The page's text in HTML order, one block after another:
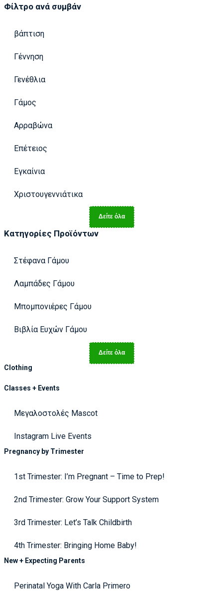
Φίλτρο ανά συμβάν
βάπτιση
Γέννηση
Γενέθλια
Γάμος
Αρραβώνα
Επέτειος
Εγκαίνια
Χριστουγεννιάτικα
Δείτε όλα
Κατηγορίες Προϊόντων
Στέφανα Γάμου
Λαμπάδες Γάμου
Μπομπονιέρες Γάμου
Βιβλία Ευχών Γάμου
Δείτε όλα
Clothing
Classes + Events
Μεγαλοστολές Mascot
Instagram Live Events
Pregnancy by Trimester
1st Trimester: I’m Pregnant – Time to Prep!
2nd Trimester: Grow Your Support System
3rd Trimester: Let’s Talk Childbirth
4th Trimester: Bringing Home Baby!
New + Expecting Parents
Perinatal Yoga With Carla Primero